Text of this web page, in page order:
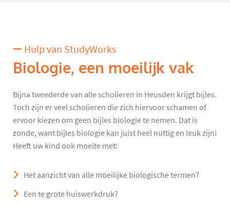
Hulp van StudyWorks
Biologie, een moeilijk vak
Bijna tweederde van alle scholieren in Heusden krijgt bijles.
Toch zijn er veel scholieren die zich hiervoor schamen of
ervoor kiezen om geen bijles biologie te nemen. Dat is
zonde, want bijles biologie kan juist heel nuttig en leuk zijn!
Heeft uw kind ook moeite met:
Het aanzicht van alle moeilijke biologische termen?
Een te grote huiswerkdruk?